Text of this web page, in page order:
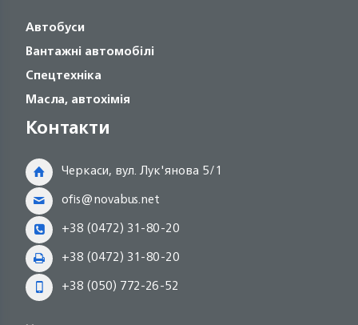
Автобуси
Вантажні автомобілі
Спецтехніка
Масла, автохімія
Контакти
Черкаси, вул. Лук'янова 5/1
ofis@novabus.net
+38 (0472) 31-80-20
+38 (0472) 31-80-20
+38 (050) 772-26-52